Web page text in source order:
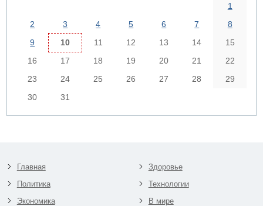
1
2
3 4 5 6 7
8
9
10 11 12 13 14
15
16
17 18 19 20 21
22
23
24 25 26 27 28
29
30
31
Главная
Политика
Экономика
Здоровье
Технологии
В мире